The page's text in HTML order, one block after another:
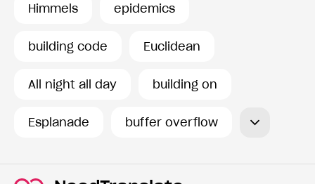
Himmels epidemics
building code Euclidean
All night all day building on
Esplanade buffer overflow